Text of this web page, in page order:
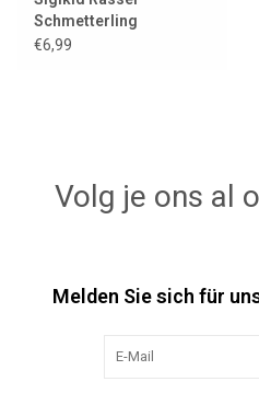
Schmetterling
€6,99
Volg je ons al
Melden Sie sich für